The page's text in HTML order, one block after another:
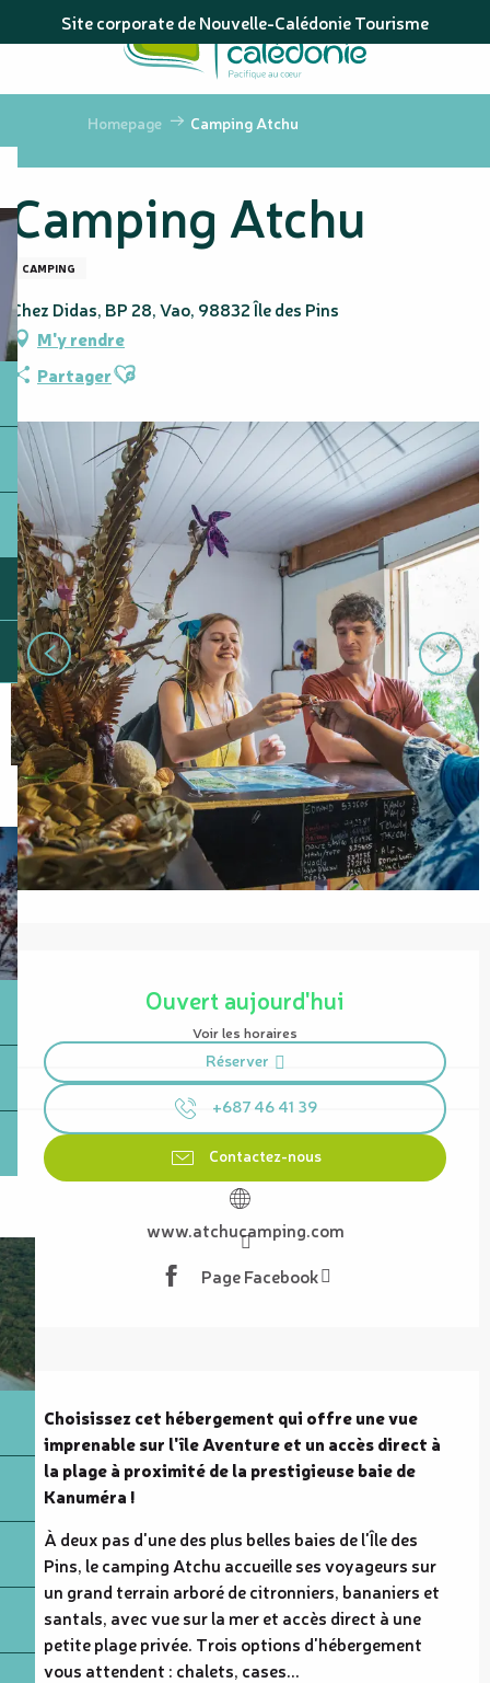
au
principal
Site corporate de Nouvelle-Calédonie Tourisme
Homepage Camping Atchu
Camping Atchu
CAMPING
Chez Didas, BP 28, Vao, 98832 Île des Pins
M'y rendre
PartagerAjouter aux favoris
Ouverture et coordonnées
Ouvert aujourd'hui
Voir les horaires
Réserver
+687 46 41 39
Contactez-nous
www.atchucamping.com
Page Facebook
Description
Choisissez cet hébergement qui offre une vue
imprenable sur l'île Aventure et un accès direct à
la plage à proximité de la prestigieuse baie de
Kanuméra !
À deux pas d'une des plus belles baies de l'Île des
Pins, le camping Atchu accueille ses voyageurs sur
un grand terrain arboré de citronniers, bananiers et
santals, avec vue sur la mer et accès direct à une
petite plage privée. Trois options d'hébergement
vous attendent : chalets, cases...